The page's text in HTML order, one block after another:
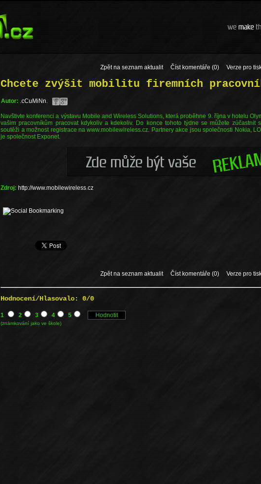
Zpět na seznam aktualit Číst komentáře (0) Verze pro
Chcete zvýšit mobilitu firemních
Autor: .cCuMiNn.
Navštivte konferenci a výstavu Mobile and Wireless Solutions, která proběhne 9. října v hotelu
vašim pracovníkům pracovat kdykoliv a kdekoliv. Do konce tohoto týdne se můžete zúčastnit
soutěži a možnost registrace na www.mobilewireless.cz. Partnery akce jsou společnosti Nokia,
je společnost Exponet.
Zdroj: http://www.mobilewireless.cz
Zpět na seznam aktualit Číst komentáře (0) Verze pro
Hodnocení/Hlasovalo: 0/0
1 2 3 4 5
(známkování jako ve škole)